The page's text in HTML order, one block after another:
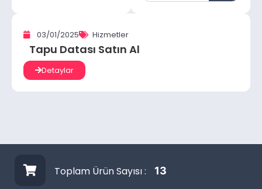
03/01/2025 Hizmetler
Tapu Datası Satın Al
Detaylar
Toplam Ürün Sayısı : 13